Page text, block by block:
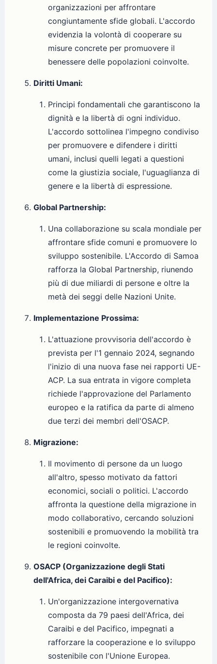
organizzazioni per affrontare
congiuntamente sfide globali. L'accordo
evidenzia la volontà di cooperare su
misure concrete per promuovere il
benessere delle popolazioni coinvolte.
Diritti Umani:
Principi fondamentali che garantiscono la
dignità e la libertà di ogni individuo.
L'accordo sottolinea l'impegno condiviso
per promuovere e difendere i diritti
umani, inclusi quelli legati a questioni
come la giustizia sociale, l'uguaglianza di
genere e la libertà di espressione.
Global Partnership:
Una collaborazione su scala mondiale per
affrontare sfide comuni e promuovere lo
sviluppo sostenibile. L'Accordo di Samoa
rafforza la Global Partnership, riunendo
più di due miliardi di persone e oltre la
metà dei seggi delle Nazioni Unite.
Implementazione Prossima:
L'attuazione provvisoria dell'accordo è
prevista per l'1 gennaio 2024, segnando
l'inizio di una nuova fase nei rapporti UE-
ACP. La sua entrata in vigore completa
richiede l'approvazione del Parlamento
europeo e la ratifica da parte di almeno
due terzi dei membri dell'OSACP.
Migrazione:
Il movimento di persone da un luogo
all'altro, spesso motivato da fattori
economici, sociali o politici. L'accordo
affronta la questione della migrazione in
modo collaborativo, cercando soluzioni
sostenibili e promuovendo la mobilità tra
le regioni coinvolte.
OSACP (Organizzazione degli Stati
dell'Africa, dei Caraibi e del Pacifico):
Un'organizzazione intergovernativa
composta da 79 paesi dell'Africa, dei
Caraibi e del Pacifico, impegnati a
rafforzare la cooperazione e lo sviluppo
sostenibile con l'Unione Europea.